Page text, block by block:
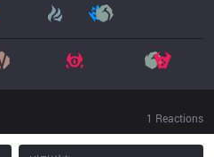
1 Reactions